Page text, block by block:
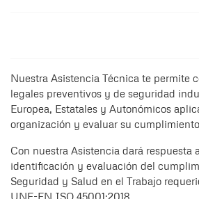
Nuestra Asistencia Técnica te permite
legales preventivos y de seguridad
Europea, Estatales y Autonómicos
organización y evaluar su
Con nuestra Asistencia dará respuesta
identificación y evaluación del
Seguridad y Salud en el Trabajo
UNE-EN ISO 45001:2018.